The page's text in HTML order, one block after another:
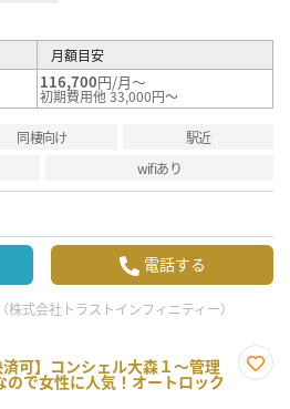
月額目安
116,700円/月～
初期費用他 33,000円～
同棲向け
駅近
wifiあり
電話する
株式会社トラストインフィニティー）
可】コンシェル大森１～管理
で女性に人気！オートロック